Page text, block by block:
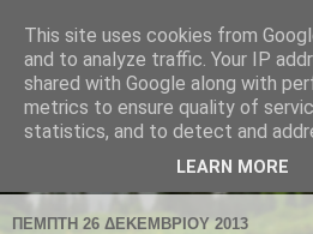
ΠΈΜΠΤΗ 26 ΔΕΚΕΜΒΡΊΟΥ 2013
This site uses cookies from
and to analyze traffic. Your IP
shared with Google along with
metrics to ensure quality of
statistics, and to detect and
LEARN MORE